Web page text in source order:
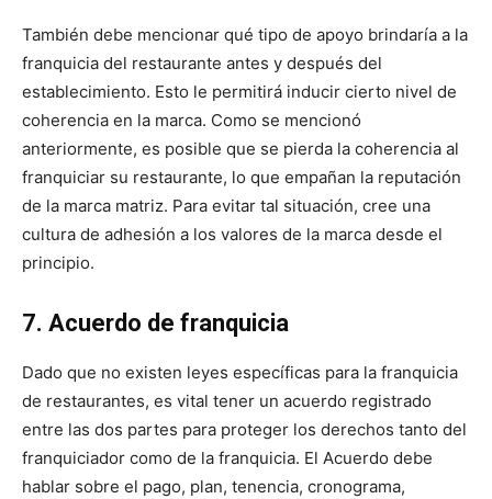
También debe mencionar qué tipo de apoyo brindaría a la
franquicia del restaurante antes y después del
establecimiento. Esto le permitirá inducir cierto nivel de
coherencia en la marca. Como se mencionó
anteriormente, es posible que se pierda la coherencia al
franquiciar su restaurante, lo que empañan la reputación
de la marca matriz. Para evitar tal situación, cree una
cultura de adhesión a los valores de la marca desde el
principio.
7. Acuerdo de franquicia
Dado que no existen leyes específicas para la franquicia
de restaurantes, es vital tener un acuerdo registrado
entre las dos partes para proteger los derechos tanto del
franquiciador como de la franquicia. El Acuerdo debe
hablar sobre el pago, plan, tenencia, cronograma,